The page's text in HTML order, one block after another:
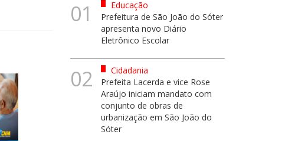
01
Educação
Prefeitura de São João do Sóter
apresenta novo Diário
Eletrônico Escolar
02
Cidadania
Prefeita Lacerda e vice Rose
Araújo iniciam mandato com
conjunto de obras de
urbanização em São João do
Sóter